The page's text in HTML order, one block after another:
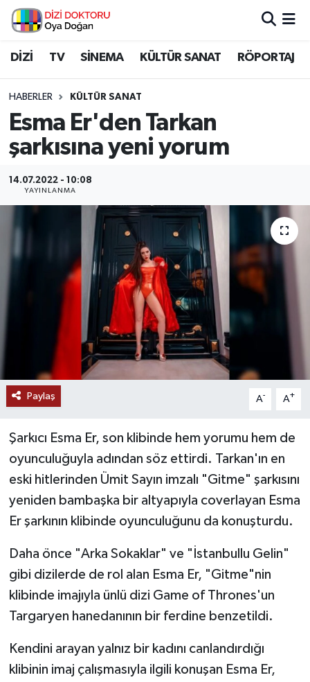
DİZİ TV SİNEMA KÜLTÜR SANAT RÖPORTAJ
HABERLER KÜLTÜR SANAT
Esma Er'den Tarkan
şarkısına yeni yorum
14.07.2022 - 10:08
YAYINLANMA
Paylaş A- A+
Şarkıcı Esma Er, son klibinde hem yorumu hem de
oyunculuğuyla adından söz ettirdi. Tarkan'ın en
eski hitlerinden Ümit Sayın imzalı "Gitme" şarkısını
yeniden bambaşka bir altyapıyla coverlayan Esma
Er şarkının klibinde oyunculuğunu da konuşturdu.
Daha önce "Arka Sokaklar" ve "İstanbullu Gelin"
gibi dizilerde de rol alan Esma Er, "Gitme"nin
klibinde imajıyla ünlü dizi Game of Thrones'un
Targaryen hanedanının bir ferdine benzetildi.
Kendini arayan yalnız bir kadını canlandırdığı
klibinin imaj çalışmasıyla ilgili konuşan Esma Er,
İstanbul Nöbetçi Eczaneler
İstanbul Namaz Vakitleri
İstanbul Trafik Yoğunluk Haritası
Süper Lig Puan Durumu ve Fikstür
Tüm Manşetler
Son Dakika Haberleri
Haber Arşivi